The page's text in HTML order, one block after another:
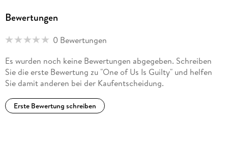
Bewertungen
0 Bewertungen
Es wurden noch keine Bewertungen abgegeben. Schreiben
Sie die erste Bewertung zu "One of Us Is Guilty" und helfen
Sie damit anderen bei der Kaufentscheidung.
Erste Bewertung schreiben